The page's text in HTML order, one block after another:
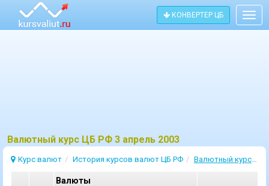
КОНВЕРТЕР ЦБ
Bалютный курс ЦБ РФ 3 апрель 2003
Курс валют История курсов валют ЦБ РФ Валютный курс 3 Апрель 2003
Валюты